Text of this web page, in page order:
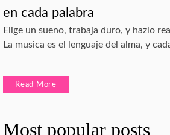
en cada palabra
Elige un sueno, trabaja duro, y hazlo
La musica es el lenguaje del alma, y
Read More
Most popular posts